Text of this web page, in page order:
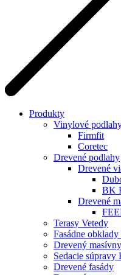
Produkty
Vinylové
Firmfit
Coretec
Drevené podlahy
Drevené
BK
Drevené
Terasy Vetedy
Fasádne obklady
Drevený
Sedacie súpravy
Drevené fasády